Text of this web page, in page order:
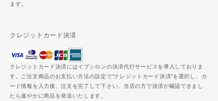
ます。
クレジットカード決済
クレジットカード決済にはイプシロンの決済代行サービスを導入しておりま
す。ご注文商品のお支払い方法の設定で"クレジットカード決済"を選択し、カ
ード情報を入力後、注文を完了して下さい。当店の方で決済が確認できまし
たら速やかに商品を発送いたします。